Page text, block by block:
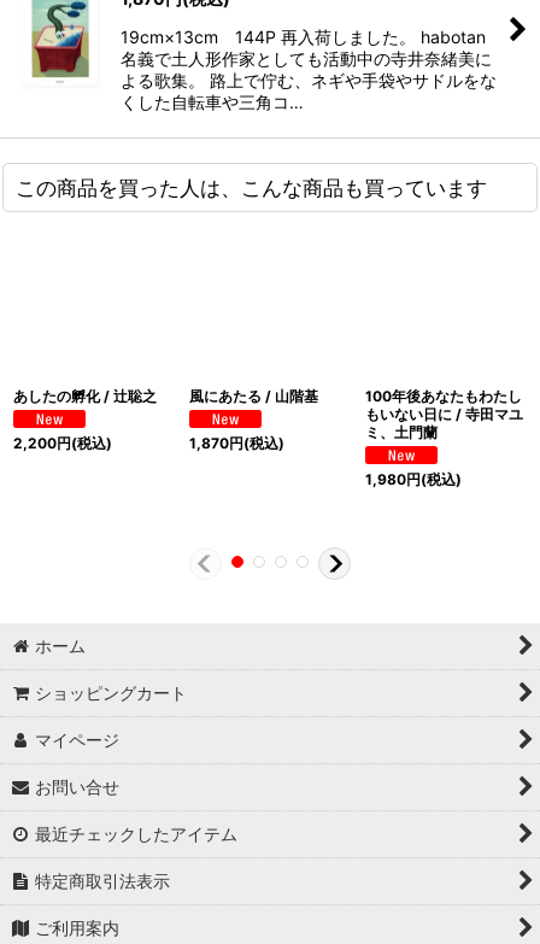
19cm×13cm 144P 再入荷しました。 habotan
名義で土人形作家としても活動中の寺井奈緒美に
よる歌集。 路上で佇む、ネギや手袋やサドルをな
くした自転車や三角コ…
この商品を買った人は、こんな商品も買っています
あしたの孵化 / 辻聡之
2,200円(税込)
風にあたる / 山階基
1,870円(税込)
100年後あなたもわたし
もいない日に / 寺田マユ
ミ、土門蘭
1,980円(税込)
ホーム
ショッピングカート
マイページ
お問い合せ
最近チェックしたアイテム
特定商取引法表示
ご利用案内